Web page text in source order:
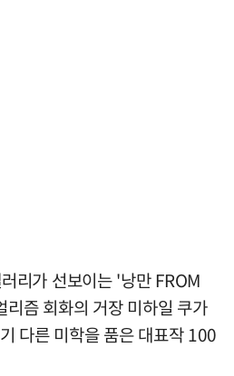
리가 선보이는 '낭만 FROM
즘 회화의 거장 미하일 쿠가
다른 미학을 품은 대표작 100